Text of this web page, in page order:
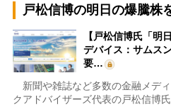
戸松信博の明日の爆騰株
【戸松信博氏「明
デバイス：サムス
要…
新聞や雑誌など多数の金融メデ
クアドバイザーズ代表の戸松信博